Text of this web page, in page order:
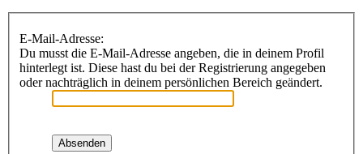
E-Mail-Adresse:
Du musst die E-Mail-Adresse angeben, die in deinem Profil
hinterlegt ist. Diese hast du bei der Registrierung angegeben
oder nachträglich in deinem persönlichen Bereich geändert.